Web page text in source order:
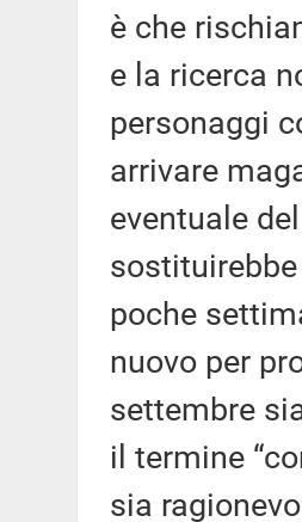
è che
e la ricerca
personaggi
arrivare
eventuale
poche
nuovo per
settembre
il termine
sia